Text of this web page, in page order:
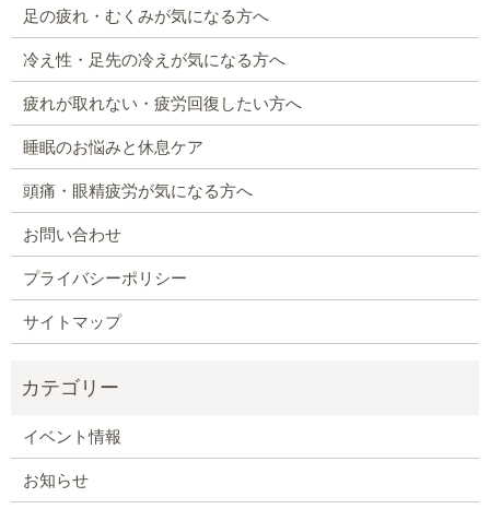
足の疲れ・むくみが気になる方へ
冷え性・足先の冷えが気になる方へ
疲れが取れない・疲労回復したい方へ
睡眠のお悩みと休息ケア
頭痛・眼精疲労が気になる方へ
お問い合わせ
プライバシーポリシー
サイトマップ
イベント情報
お知らせ